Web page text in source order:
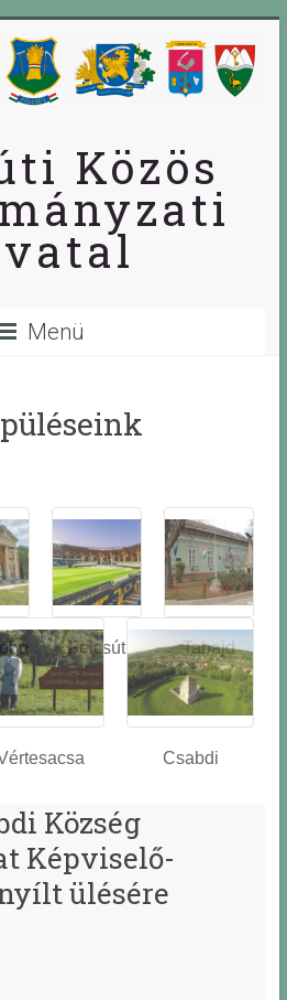
Közös
Menü
Felcsút Tabajd
Csabdi
Község
Képviselő-
ülésére